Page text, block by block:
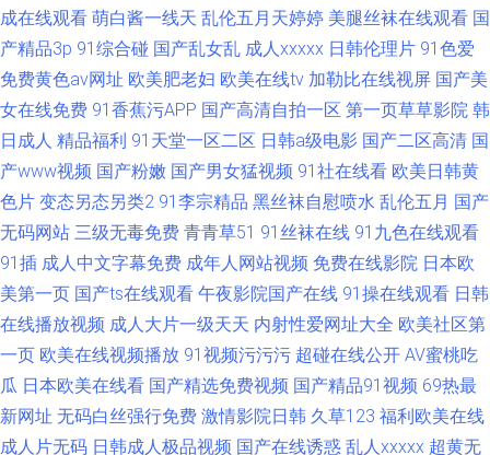
成在线观看 萌白酱一线天 乱伦五月天婷婷 美腿丝袜在线观看 国
产精品3p 91综合碰 国产乱女乱 成人xxxxx 日韩伦理片 91色爱
免费黄色av网址 欧美肥老妇 欧美在线tv 加勒比在线视屏 国产美
女在线免费 91香蕉污APP 国产高清自拍一区 第一页草草影院 韩
日成人 精品福利 91天堂一区二区 日韩a级电影 国产二区高清 国
产www视频 国产粉嫩 国产男女猛视频 91社在线看 欧美日韩黄
色片 变态另态另类2 91李宗精品 黑丝袜自慰喷水 乱伦五月 国产
无码网站 三级无毒免费 青青草51 91丝袜在线 91九色在线观看
91插 成人中文字幕免费 成年人网站视频 免费在线影院 日本欧
美第一页 国产ts在线观看 午夜影院国产在线 91操在线观看 日韩
在线播放视频 成人大片一级天天 内射性爱网址大全 欧美社区第
一页 欧美在线视频播放 91视频污污污 超碰在线公开 AV蜜桃吃
瓜 日本欧美在线看 国产精选免费视频 国产精品91视频 69热最
新网址 无码白丝强行免费 激情影院日韩 久草123 福利欧美在线
成人片无码 日韩成人极品视频 国产在线诱惑 乱人xxxxx 超黄无